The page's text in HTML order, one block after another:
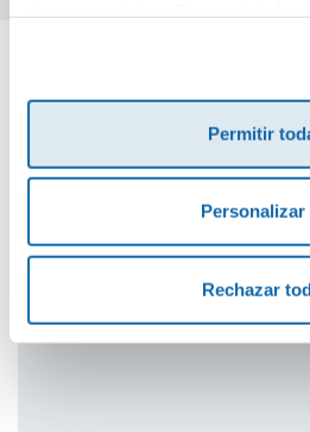
Permitir
Personalizar
Rechazar
Cuéntanos
¡Sé el primero en
Debes iniciar